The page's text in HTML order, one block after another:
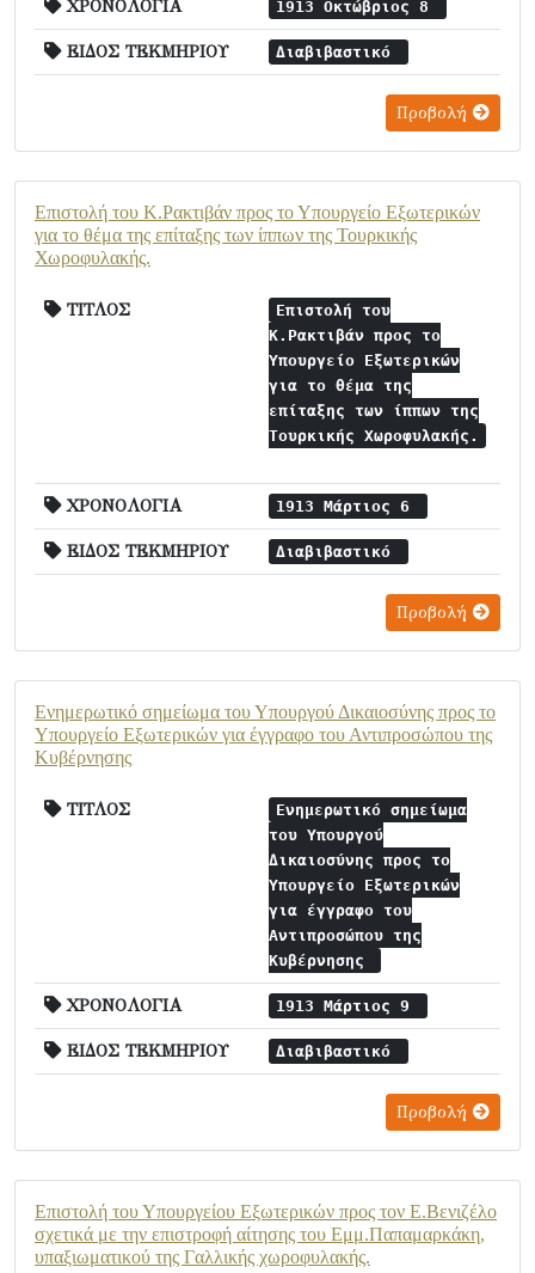
ΧΡΟΝΟΛΟΓΙΑ 1913 Οκτώβριος 8
ΕΙΔΟΣ ΤΕΚΜΗΡΙΟΥ Διαβιβαστικό
Προβολή
Επιστολή του Κ.Ρακτιβάν προς το Υπουργείο Εξωτερικών
για το θέμα της επίταξης των ίππων της Τουρκικής
Χωροφυλακής.
ΤΙΤΛΟΣ
Επιστολή του
Κ.Ρακτιβάν προς το
Υπουργείο Εξωτερικών
για το θέμα της
επίταξης των ίππων της
Τουρκικής Χωροφυλακής.
ΧΡΟΝΟΛΟΓΙΑ 1913 Μάρτιος 6
ΕΙΔΟΣ ΤΕΚΜΗΡΙΟΥ Διαβιβαστικό
Προβολή
Ενημερωτικό σημείωμα του Υπουργού Δικαιοσύνης προς το
Υπουργείο Εξωτερικών για έγγραφο του Αντιπροσώπου της
Κυβέρνησης
ΤΙΤΛΟΣ
Ενημερωτικό σημείωμα
του Υπουργού
Δικαιοσύνης προς το
Υπουργείο Εξωτερικών
για έγγραφο του
Αντιπροσώπου της
Κυβέρνησης
ΧΡΟΝΟΛΟΓΙΑ 1913 Μάρτιος 9
ΕΙΔΟΣ ΤΕΚΜΗΡΙΟΥ Διαβιβαστικό
Προβολή
Επιστολή του Υπουργείου Εξωτερικών προς τον Ε.Βενιζέλο
σχετικά με την επιστροφή αίτησης του Εμμ.Παπαμαρκάκη,
υπαξιωματικού της Γαλλικής χωροφυλακής.